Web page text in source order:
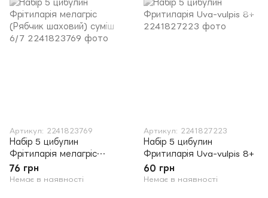
Артикул: 2241823769
Набір 5 цибулин
Фрітиларія мелагріс
(Рябчик шаховий) суміш
6/7
76 грн
Немає в наявності
Артикул: 2241827223
Набір 5 цибулин
Фритиларія Uva-vulpis 8+
60 грн
Немає в наявності